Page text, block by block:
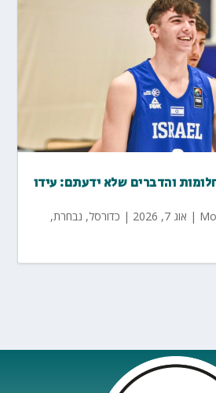
והדברים שלא ידעתם: עידו
| אוג 7, 2026 | כדורסל, נבחרת,